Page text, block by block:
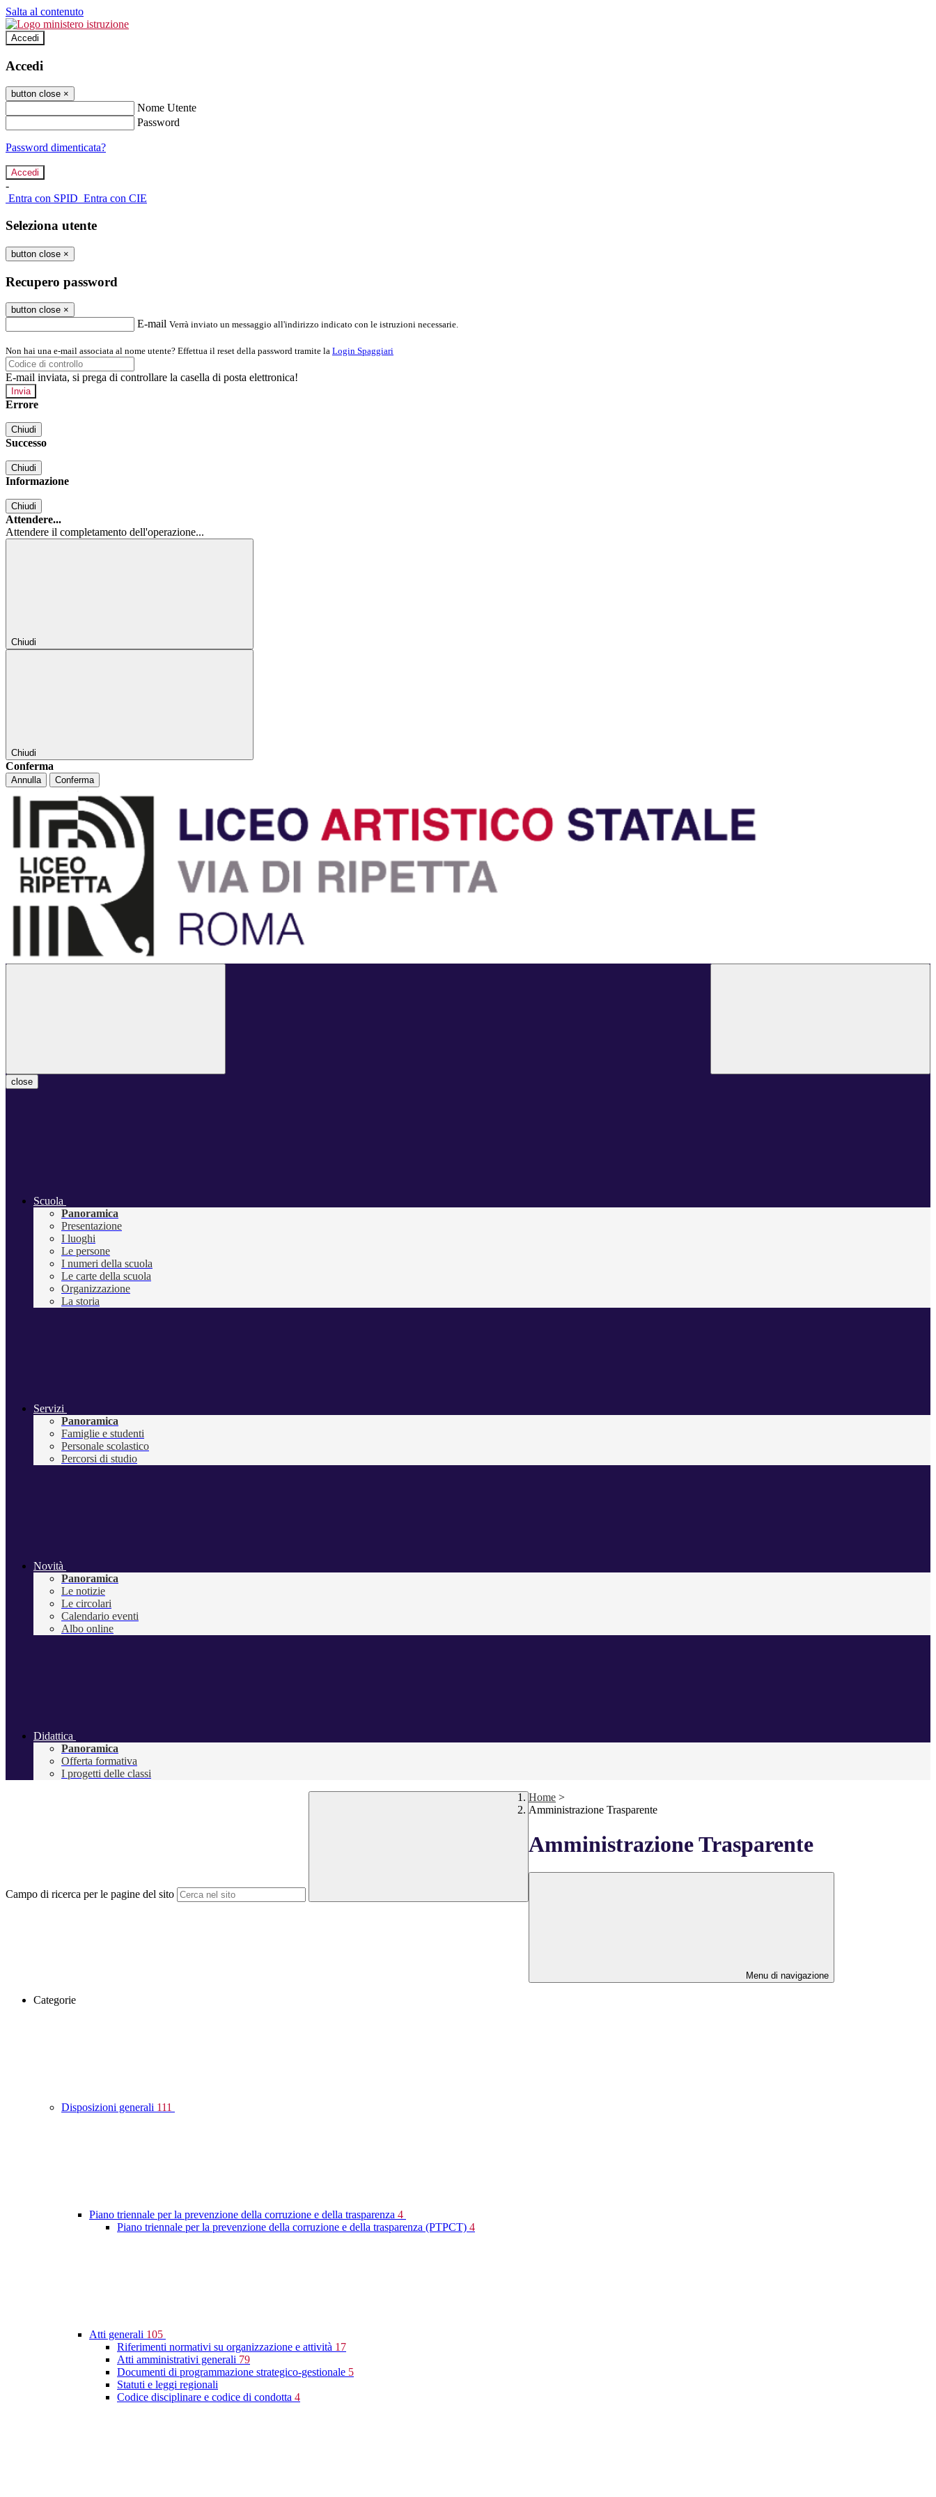
Salta al contenuto
Accedi
Accedi
button close ×
Nome Utente
Password
Password dimenticata?
-
Entra con SPID Entra con CIE
Seleziona utente
button close ×
Recupero password
button close ×
E-mail Verrà inviato un messaggio all'indirizzo indicato con le istruzioni necessarie.
Non hai una e-mail associata al nome utente? Effettua il reset della password tramite la Login Spaggiari
E-mail inviata, si prega di controllare la casella di posta elettronica!
Errore
Chiudi
Successo
Chiudi
Informazione
Chiudi
Attendere...
Attendere il completamento dell'operazione...
Chiudi
Chiudi
Conferma
Annulla Conferma
close
Scuola
Panoramica
Presentazione
I luoghi
Le persone
I numeri della scuola
Le carte della scuola
Organizzazione
La storia
Servizi
Panoramica
Famiglie e studenti
Personale scolastico
Percorsi di studio
Novità
Panoramica
Le notizie
Le circolari
Calendario eventi
Albo online
Didattica
Panoramica
Offerta formativa
I progetti delle classi
Campo di ricerca per le pagine del sito
Home >
Amministrazione Trasparente
Amministrazione Trasparente
Menu di navigazione
Categorie
Disposizioni generali 111
Piano triennale per la prevenzione della corruzione e della trasparenza 4
Piano triennale per la prevenzione della corruzione e della trasparenza (PTPCT) 4
Atti generali 105
Riferimenti normativi su organizzazione e attività 17
Atti amministrativi generali 79
Documenti di programmazione strategico-gestionale 5
Statuti e leggi regionali
Codice disciplinare e codice di condotta 4